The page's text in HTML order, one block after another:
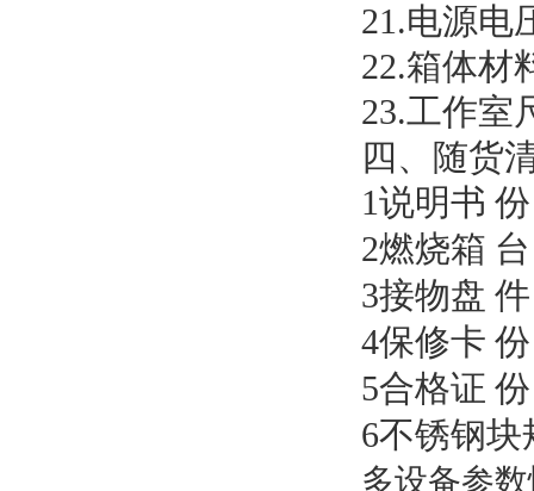
21.电源电
22.箱体材
23.工作室
四、随货
1说明书 份
2燃烧箱 台
3接物盘 件
4保修卡 份
5合格证 份
6不锈钢块
多设备参